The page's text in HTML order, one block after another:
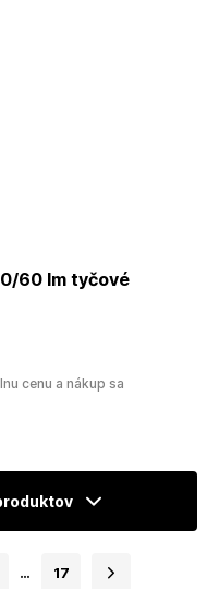
60 lm tyčové
cenu a nákup sa
… 17